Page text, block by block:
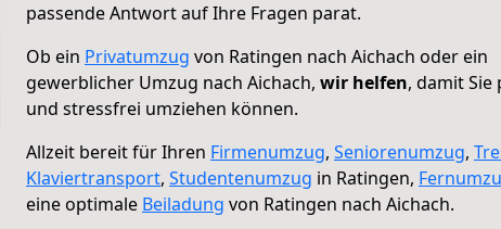
passende Antwort auf Ihre Fragen parat.
Ob ein Privatumzug von Ratingen nach Aichach oder ein
gewerblicher Umzug nach Aichach, wir helfen, damit
und stressfrei umziehen können.
Allzeit bereit für Ihren Firmenumzug, Seniorenumzug,
Klaviertransport, Studentenumzug in Ratingen,
eine optimale Beiladung von Ratingen nach Aichach.